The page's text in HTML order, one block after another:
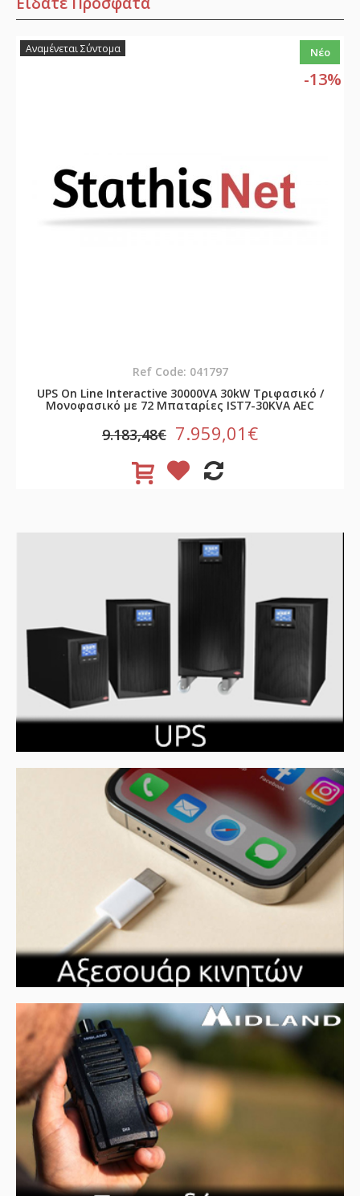
Νέο
-13%
Αναμένεται Σύντομα
Ref Code: 041797
UPS On Line Interactive 30000VA 30kW Τριφασικό /
Μονοφασικό με 72 Μπαταρίες IST7-30KVA AEC
9.183,48€ 7.959,01€